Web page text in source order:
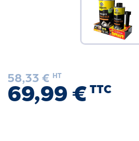
58,33 € HT
69,99 € TTC